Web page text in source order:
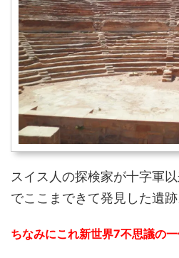
スイス人の探検家が十字軍
でここまできて発見した遺跡
ちなみにこれ新世界7不思議の